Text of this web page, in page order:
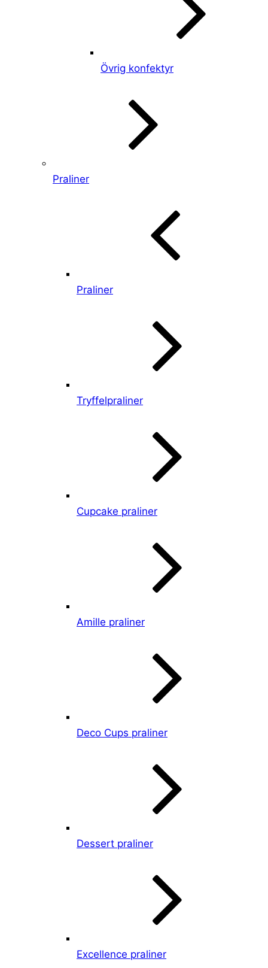
Övrig konfektyr
Praliner
Praliner
Tryffelpraliner
Cupcake praliner
Amille praliner
Deco Cups praliner
Dessert praliner
Excellence praliner